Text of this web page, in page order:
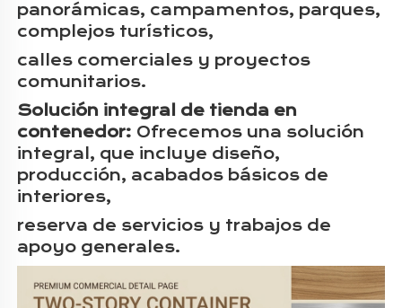
panorámicas, campamentos, parques,
complejos turísticos,
calles comerciales y proyectos
comunitarios.
Solución integral de tienda en
contenedor: Ofrecemos una solución
integral, que incluye diseño,
producción, acabados básicos de
interiores,
reserva de servicios y trabajos de
apoyo generales.